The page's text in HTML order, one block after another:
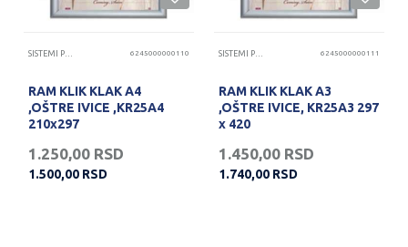
SISTEMI PREZENTACIJA 6245000000110
RAM KLIK KLAK A4
,OŠTRE IVICE ,KR25A4
210x297
1.250,00 RSD
1.500,00 RSD
SISTEMI PREZENTACIJA 6245000000111
RAM KLIK KLAK A3
,OŠTRE IVICE, KR25A3 297
x 420
1.450,00 RSD
1.740,00 RSD